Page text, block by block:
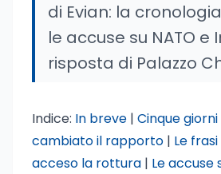
di Evian: la
le accuse su NATO e
risposta di Palazzo
Indice: In breve | Cinque
cambiato il rapporto | Le
acceso la rottura | Le accuse